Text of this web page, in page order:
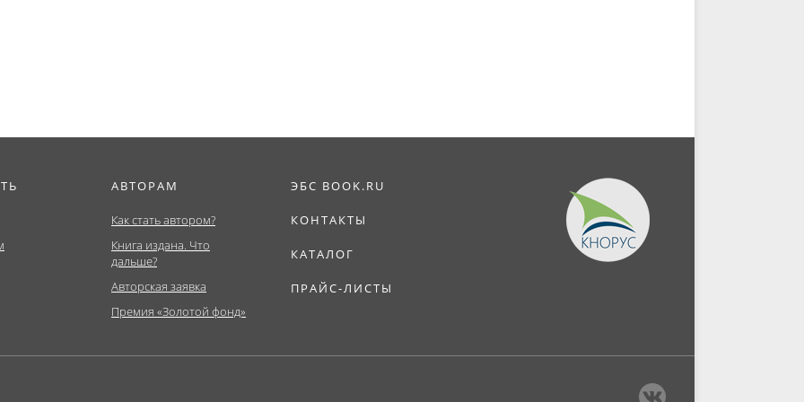
АВТОРАМ
Как стать автором?
Книга издана. Что
дальше?
Авторская заявка
Премия «Золотой фонд»
ЭБС BOOK.RU
КОНТАКТЫ
КАТАЛОГ
ПРАЙС-ЛИСТЫ